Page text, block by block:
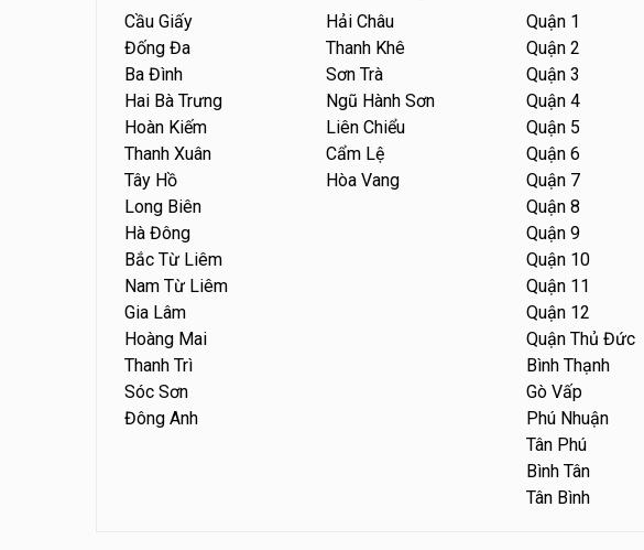
Cầu Giấy
Đống Đa
Ba Đình
Hai Bà Trưng
Hoàn Kiếm
Thanh Xuân
Tây Hồ
Long Biên
Hà Đông
Bắc Từ Liêm
Nam Từ Liêm
Gia Lâm
Hoàng Mai
Thanh Trì
Sóc Sơn
Đông Anh
Hải Châu
Thanh Khê
Sơn Trà
Ngũ Hành Sơn
Liên Chiểu
Cẩm Lệ
Hòa Vang
Quận 1
Quận 2
Quận 3
Quận 4
Quận 5
Quận 6
Quận 7
Quận 8
Quận 9
Quận 10
Quận 11
Quận 12
Quận Thủ Đức
Bình Thạnh
Gò Vấp
Phú Nhuận
Tân Phú
Bình Tân
Tân Bình